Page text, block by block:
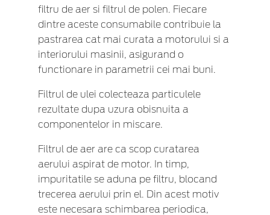
filtru de aer si filtrul de polen. Fiecare
dintre aceste consumabile contribuie la
pastrarea cat mai curata a motorului si a
interiorului masinii, asigurand o
functionare in parametrii cei mai buni.
Filtrul de ulei colecteaza particulele
rezultate dupa uzura obisnuita a
componentelor in miscare.
Filtrul de aer are ca scop curatarea
aerului aspirat de motor. In timp,
impuritatile se aduna pe filtru, blocand
trecerea aerului prin el. Din acest motiv
este necesara schimbarea periodica,